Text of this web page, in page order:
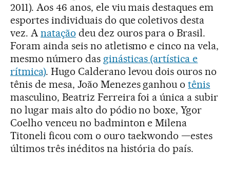
2011). Aos 46 anos, ele viu mais destaques em
esportes individuais do que coletivos desta
vez. Anatação deu dez ouros para o Brasil.
Foram ainda seis no atletismo e cinco na vela,
mesmo número das ginásticas (artística e
rítmica). Hugo Calderano levou dois ouros no
tênis de mesa, João Menezes ganhou otênis
masculino, Beatriz Ferreira foi a única a subir
no lugar mais alto do pódio no boxe, Ygor
Coelho venceu no badminton e Milena
Titoneli ficou com o ouro taekwondo —estes
últimos três inéditos na história do país.